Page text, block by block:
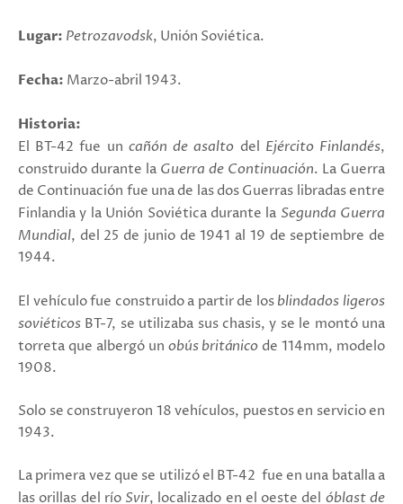
Lugar: Petrozavodsk, Unión Soviética.
Fecha: Marzo-abril 1943.
Historia:
El BT-42 fue un cañón de asalto del Ejército Finlandés,
construido durante la Guerra de Continuación. La Guerra
de Continuación fue una de las dos Guerras libradas entre
Finlandia y la Unión Soviética durante la Segunda Guerra
Mundial, del 25 de junio de 1941 al 19 de septiembre de
1944.
El vehículo fue construido a partir de los blindados ligeros
soviéticos BT-7, se utilizaba sus chasis, y se le montó una
torreta que albergó un obús británico de 114mm, modelo
1908.
Solo se construyeron 18 vehículos, puestos en servicio en
1943.
La primera vez que se utilizó el BT-42 fue en una batalla a
las orillas del río Svir, localizado en el oeste del óblast de